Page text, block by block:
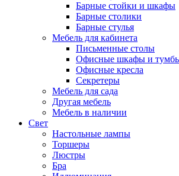
Барные стойки и шкафы
Барные столики
Барные стулья
Мебель для кабинета
Письменные столы
Офисные шкафы и
Офисные кресла
Секретеры
Мебель для сада
Другая мебель
Мебель в наличии
Свет
Настольные лампы
Торшеры
Люстры
Бра